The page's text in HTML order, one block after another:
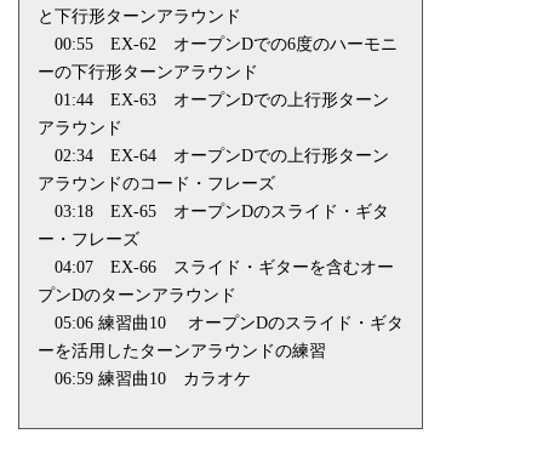
と下行形ターンアラウンド
00:55 EX-62 オープンDでの6度のハーモニ
ーの下行形ターンアラウンド
01:44 EX-63 オープンDでの上行形ターン
アラウンド
02:34 EX-64 オープンDでの上行形ターン
アラウンドのコード・フレーズ
03:18 EX-65 オープンDのスライド・ギタ
ー・フレーズ
04:07 EX-66 スライド・ギターを含むオー
プンDのターンアラウンド
05:06 練習曲 10 オープンDのスライド・ギタ
ーを活用したターンアラウンドの練習
06:59 練習曲 10 カラオケ